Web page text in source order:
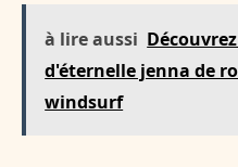
à lire aussi
d'éternelle jenna de
windsurf